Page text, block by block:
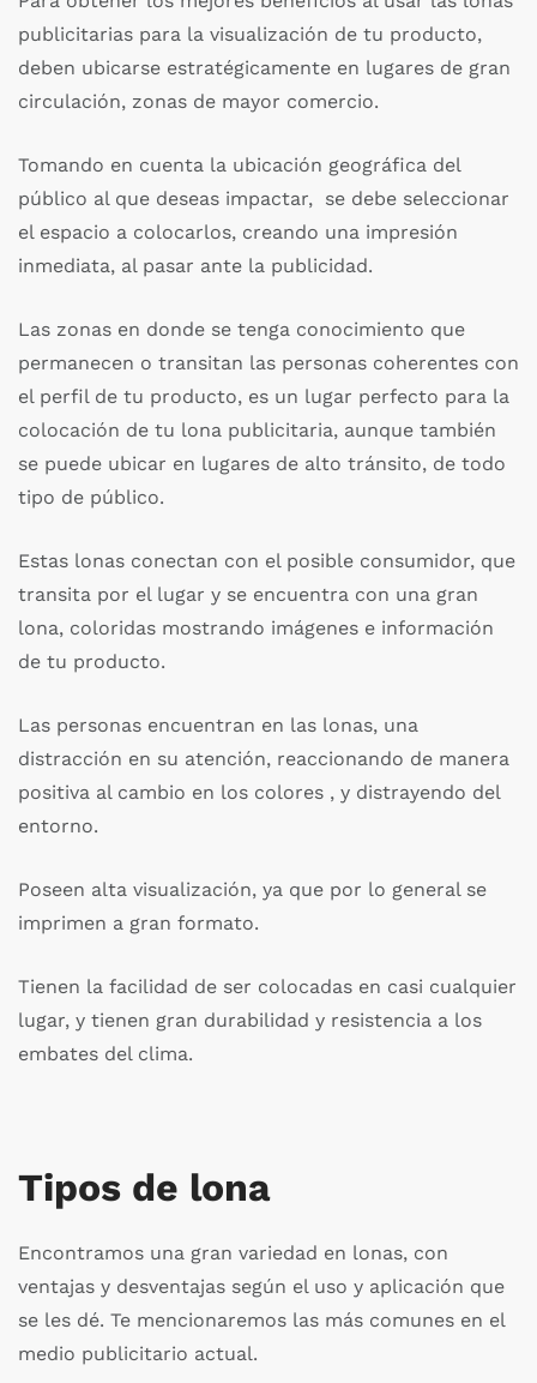
publicitarias para la visualización de tu producto,
deben ubicarse estratégicamente en lugares de gran
circulación, zonas de mayor comercio.
Tomando en cuenta la ubicación geográfica del
público al que deseas impactar, se debe seleccionar
el espacio a colocarlos, creando una impresión
inmediata, al pasar ante la publicidad.
Las zonas en donde se tenga conocimiento que
permanecen o transitan las personas coherentes con
el perfil de tu producto, es un lugar perfecto para la
colocación de tu lona publicitaria, aunque también
se puede ubicar en lugares de alto tránsito, de todo
tipo de público.
Estas lonas conectan con el posible consumidor, que
transita por el lugar y se encuentra con una gran
lona, coloridas mostrando imágenes e información
de tu producto.
Las personas encuentran en las lonas, una
distracción en su atención, reaccionando de manera
positiva al cambio en los colores , y distrayendo del
entorno.
Poseen alta visualización, ya que por lo general se
imprimen a gran formato.
Tienen la facilidad de ser colocadas en casi cualquier
lugar, y tienen gran durabilidad y resistencia a los
embates del clima.
Tipos de lona
Encontramos una gran variedad en lonas, con
ventajas y desventajas según el uso y aplicación que
se les dé. Te mencionaremos las más comunes en el
medio publicitario actual.